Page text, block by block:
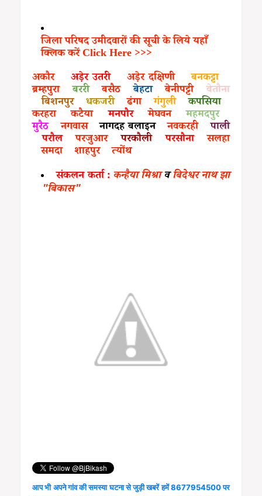
जिला परिषद उमीदवारों की सूची के लिये यहाँ
क्लिक करें Click Here >>>
अकौर अड़ेर उतरी अड़ेर दक्षिणी बनकट्टा
ब्रम्हपुराबररी बसैठ बेहटा बेनीपट्टीबेतौना
बिशनपुर धकजरी ढंगागंगुली कपसिया
करहराकटैयामनपौर मेघवन महमदपुर
मुरैठ नगवास नागदह बलाइन नवकरहीपाली
परौल परजुआर परकौली परसौना सलहा
समदा शाहपुरत्योंथ
संकलन कर्ता : कन्हैया मिश्रावबिदेश्वर नाथ झा
"बिकास"
आप भी अपने गांव की समस्या घटना से जुड़ी खबरें हमें 8677954500 पर